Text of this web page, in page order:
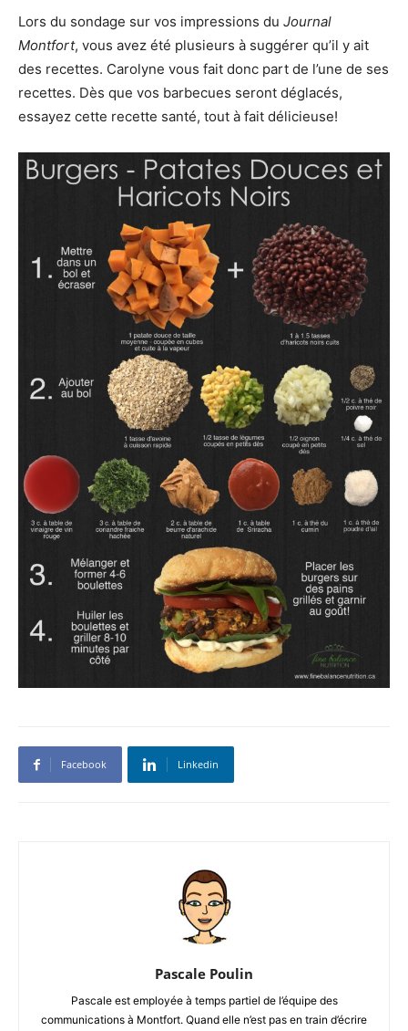
Lors du sondage sur vos impressions du Journal
Montfort, vous avez été plusieurs à suggérer qu’il y ait
des recettes. Carolyne vous fait donc part de l’une de ses
recettes. Dès que vos barbecues seront déglacés,
essayez cette recette santé, tout à fait délicieuse!
Facebook Linkedin
Pascale Poulin
Pascale est employée à temps partiel de l’équipe des
communications à Montfort. Quand elle n’est pas en train d’écrire